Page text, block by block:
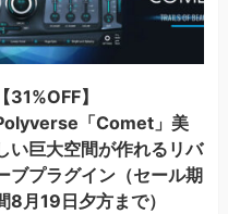
【31%OFF】
「Comet」美
い巨大空間が作れるリバ
ブプラグイン（セール期
8月19日夕方まで）